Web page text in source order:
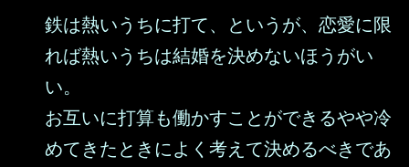
鉄は熱いうちに打て、というが、恋愛に限
れば熱いうちは結婚を決めないほうがい
い。
お互いに打算も働かすことができるやや冷
めてきたときによく考えて決めるべきであ